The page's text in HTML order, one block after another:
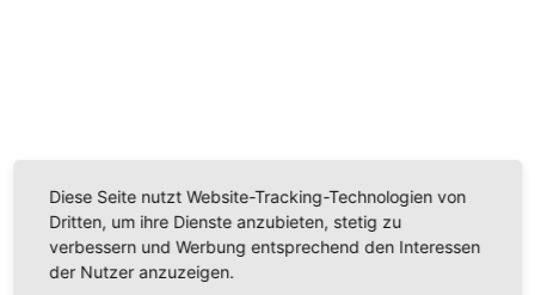
Videoinhalte einzubetten. Dieser Service kann Daten
zu Ihren Aktivitäten sammeln. Bitte lesen Sie die Details
durch und stimmen Sie der Nutzung des Service zu,
um dieses Video anzusehen.
Diese Seite nutzt Website-Tracking-Technologien von
Dritten, um ihre Dienste anzubieten, stetig zu
verbessern und Werbung entsprechend den Interessen
der Nutzer anzuzeigen.